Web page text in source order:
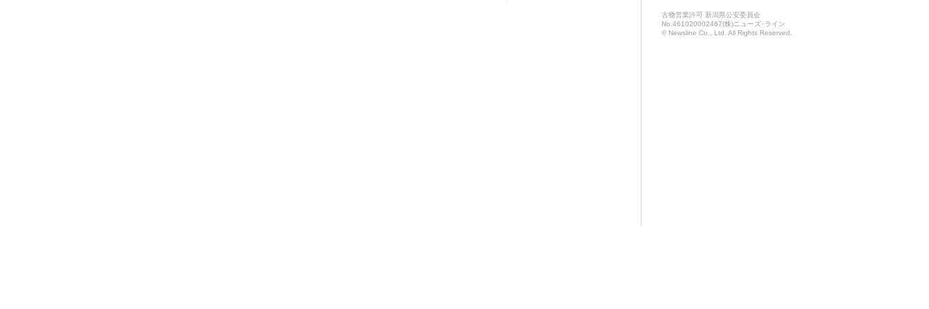
古物営業許可 新潟県公安委員会
No.461020002467(株)ニューズ･ライン
© Newsline Co., Ltd. All Rights Reserved.